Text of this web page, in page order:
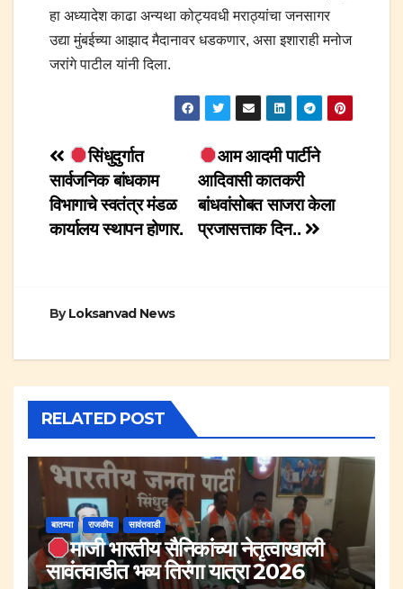
हा अध्यादेश काढा अन्यथा कोट्यवधी मराठ्यांचा जनसागर
उद्या मुंबईच्या आझाद मैदानावर धडकणार, असा इशाराही मनोज
जरांगे पाटील यांनी दिला.
Post
navigation
आम आदमी पार्टीने
आदिवासी कातकरी
बांधवांसोबत साजरा केला
प्रजासत्ताक दिन..
सिंधुदुर्गात
सार्वजनिक बांधकाम
विभागाचे स्वतंत्र मंडळ
कार्यालय स्थापन होणार.
ByLoksanvad News
RELATED POST
बातम्या राजकीय सावंतवाडी
माजी भारतीय सैनिकांच्या नेतृत्वाखाली
सावंतवाडीत भव्य तिरंगा यात्रा 2026